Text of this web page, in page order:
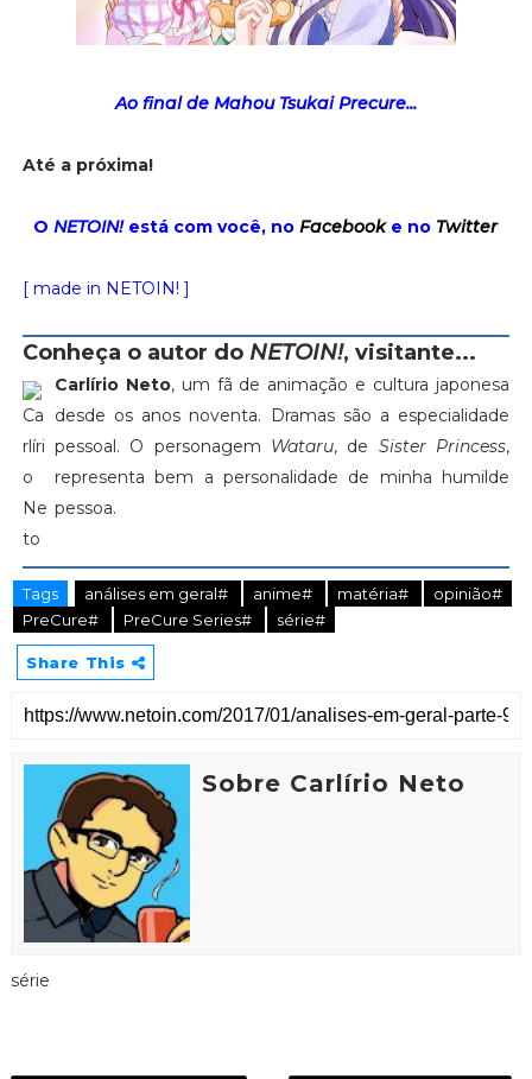
Ao final de Mahou Tsukai Precure...
Até a próxima!
ONETOIN!está com você, noFacebooke no Twitter
[ made in NETOIN! ]
Conheça o autor do NETOIN!, visitante...
Carlírio Neto, um fã de animação e cultura japonesa
desde os anos noventa. Dramas são a especialidade
pessoal. O personagem Wataru, de Sister Princess,
representa bem a personalidade de minha humilde
pessoa.
Tags análises em geral# anime# matéria#
opinião#
PreCure#
PreCure Series# série#
Share This
Sobre Carlírio Neto
série